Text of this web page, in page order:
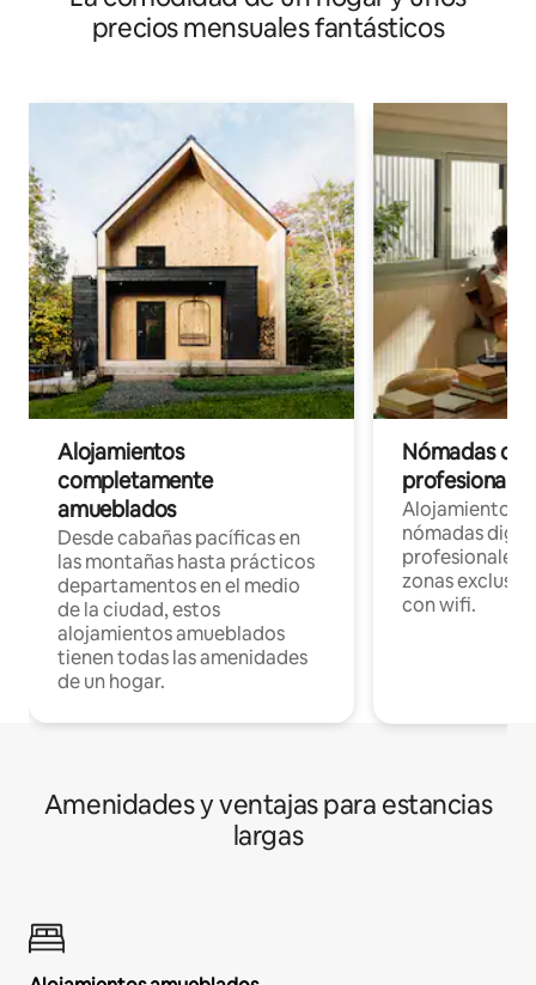
precios mensuales fantásticos
Alojamientos
completamente
amueblados
Desde cabañas pacíficas en
las montañas hasta prácticos
departamentos en el medio
de la ciudad, estos
alojamientos amueblados
tienen todas las amenidades
de un hogar.
Nómadas
Alojamientos
nómadas
profesionales
zonas
con wifi.
Amenidades y ventajas para estancias
largas